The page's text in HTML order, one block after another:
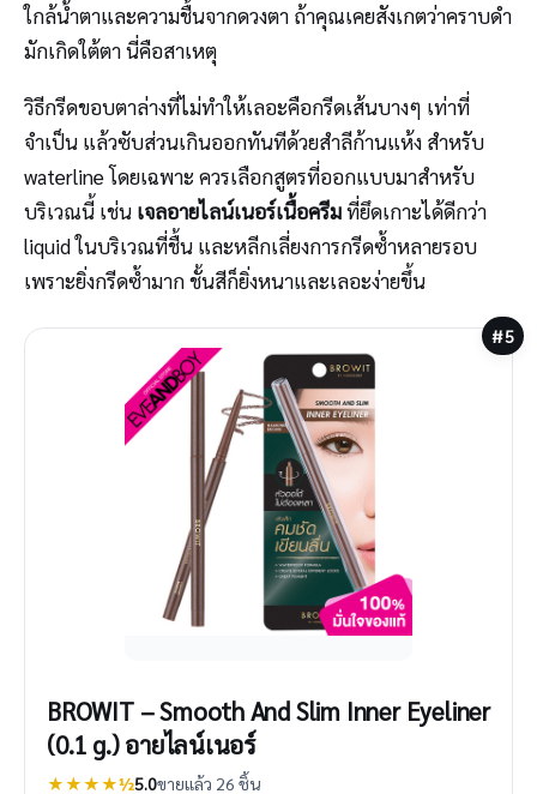
ใกล้น้ำตาและความชื้นจากดวงตา ถ้าคุณเคยสังเกตว่าคราบดำ
มักเกิดใต้ตา นี่คือสาเหตุ
วิธีกรีดขอบตาล่างที่ไม่ทำให้เลอะคือกรีดเส้นบางๆ เท่าที่
จำเป็น แล้วซับส่วนเกินออกทันทีด้วยสำลีก้านแห้ง สำหรับ
waterline โดยเฉพาะ ควรเลือกสูตรที่ออกแบบมาสำหรับ
บริเวณนี้ เช่น เจลอายไลน์เนอร์เนื้อครีมที่ยึดเกาะได้ดีกว่า
liquid ในบริเวณที่ชื้น และหลีกเลี่ยงการกรีดซ้ำหลายรอบ
เพราะยิ่งกรีดซ้ำมาก ชั้นสีก็ยิ่งหนาและเลอะง่ายขึ้น
#5
BROWIT – Smooth And Slim Inner Eyeliner
(0.1 g.) อายไลน์เนอร์
★★★★½5.0ขายแล้ว 26 ชิ้น